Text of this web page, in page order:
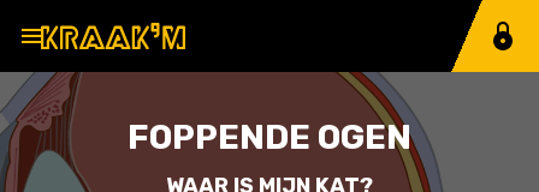
FOPPENDE OGEN
WAAR IS MIJN KAT?
MENU
Home
Spellen